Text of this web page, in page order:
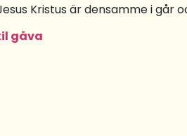
Kristus är densamme i går
gåva